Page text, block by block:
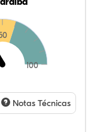
100
Notas Técnicas